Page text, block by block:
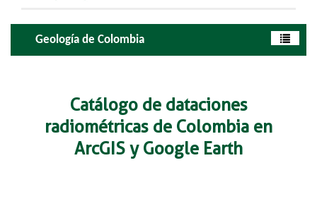
Geología de Colombia
Catálogo de dataciones
radiométricas de Colombia en
ArcGIS y Google Earth